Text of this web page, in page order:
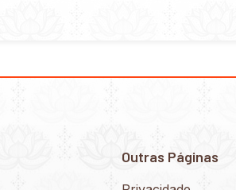
Outras Páginas